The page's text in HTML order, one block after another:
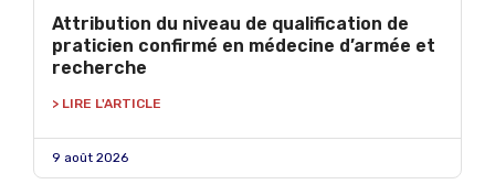
Attribution du niveau de qualification de
praticien confirmé en médecine d’armée et
recherche
> LIRE L'ARTICLE
9 août 2026